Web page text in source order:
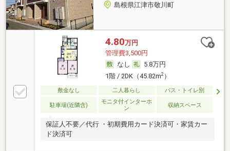
島根県江津市敬川町
4.80万円
管理費3,500円
なし
5.8万円
1階 / 2DK（45.82m2）
敷金なし 二人暮らし バス・トイレ別
駐車場(近隣含)
モニタ付インターホ
ン
収納スペース
保証人不要／代行 ・初期費用カード決済可・家賃カー
ド決済可